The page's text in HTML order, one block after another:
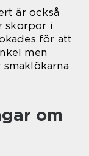
är också
skorpor i
för att
men
om